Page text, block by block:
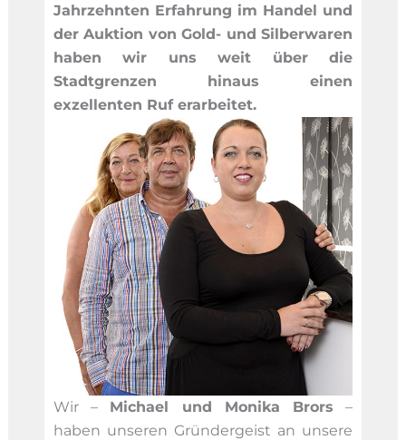
Jahrzehnten Erfahrung im Handel und
der Auktion von Gold- und Silberwaren
haben wir uns weit über die
Stadtgrenzen hinaus einen
exzellenten Ruf erarbeitet.
Wir – Michael und Monika Brors –
haben unseren Gründergeist an unsere